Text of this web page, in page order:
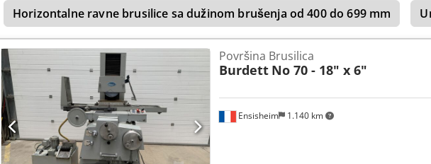
vidi Plaćanje: samo neto - po prijemu računa
Horizontalne ravne brusilice sa dužinom brušenja od 400 do 699 mm
Ensisheim 1.140 km
Površina Brusilica
Burdett No 70 - 18" x 6"